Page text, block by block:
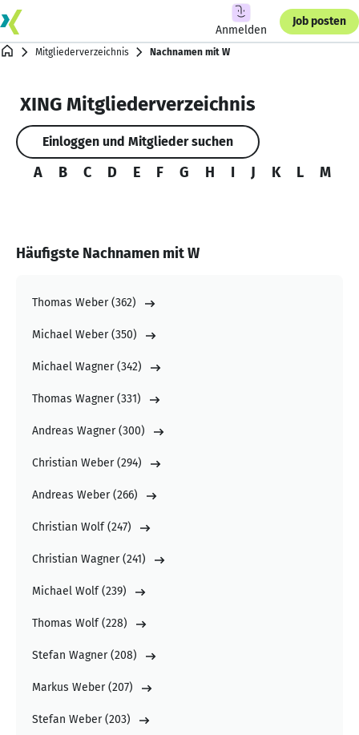
Anmelden
Job posten
Mitgliederverzeichnis Nachnamen mit W
XING Mitgliederverzeichnis
Einloggen und Mitglieder suchen
A B C D E F G H I J K L M
Häufigste Nachnamen mit W
Thomas Weber(362)
Michael Weber(350)
Michael Wagner(342)
Thomas Wagner(331)
Andreas Wagner(300)
Christian Weber(294)
Andreas Weber(266)
Christian Wolf(247)
Christian Wagner(241)
Michael Wolf(239)
Thomas Wolf(228)
Stefan Wagner(208)
Markus Weber(207)
Stefan Weber(203)